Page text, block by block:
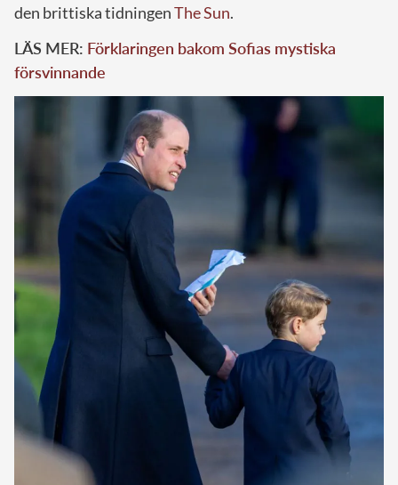
den brittiska tidningenThe Sun.
LÄS MER: Förklaringen bakom Sofias mystiska
försvinnande